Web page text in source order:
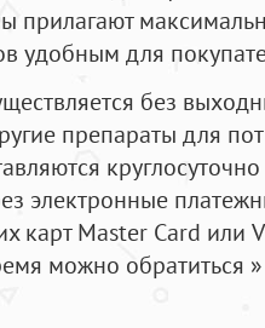
удобным для
без
препараты для
круглосуточно
электронные
карт Master Card или
можно обратиться